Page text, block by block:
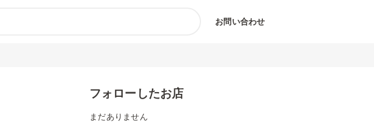
お問い合わせ
フォローしたお店
まだありません